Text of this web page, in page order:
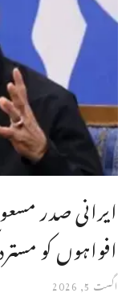
ایرانی صدر
افواہوں کو
اگست 5, 2026